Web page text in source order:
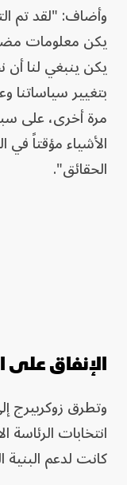
وأضاف: "لقد تم
يكن معلومات
يكن ينبغي لنا
بتغيير سياساتنا
مرة أخرى، على
الأشياء مؤقتاً في
الحقائق".
الإنفاق على
وتطرق زوكربيرج
كانت لدعم البنية